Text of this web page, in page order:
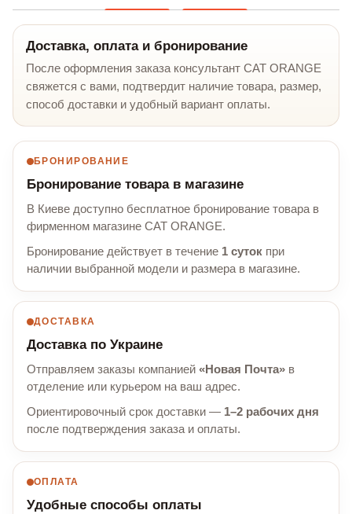
Доставка, оплата и бронирование
После оформления заказа консультант CAT ORANGE
свяжется с вами, подтвердит наличие товара, размер,
способ доставки и удобный вариант оплаты.
БРОНИРОВАНИЕ
Бронирование товара в магазине
В Киеве доступно бесплатное бронирование товара в
фирменном магазине CAT ORANGE.
Бронирование действует в течение 1 суток при
наличии выбранной модели и размера в магазине.
ДОСТАВКА
Доставка по Украине
Отправляем заказы компанией «Новая Почта» в
отделение или курьером на ваш адрес.
Ориентировочный срок доставки — 1–2 рабочих дня
после подтверждения заказа и оплаты.
ОПЛАТА
Удобные способы оплаты